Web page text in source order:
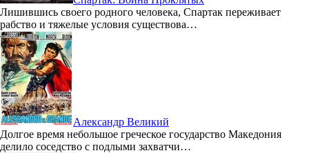
Лишившись своего родного человека, Спартак переживает
рабство и тяжелые условия существова…
Александр Великий
Долгое время небольшое греческое государство Македония
делило соседство с подлыми захватчи…